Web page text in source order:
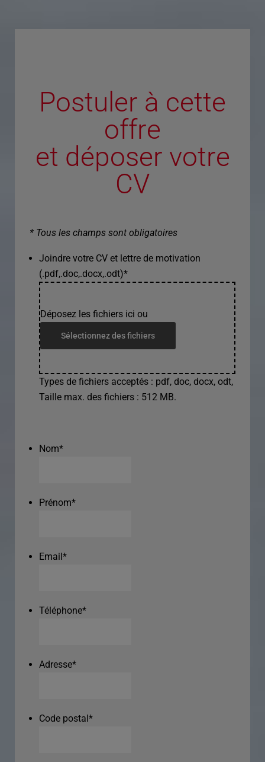
Postuler à cette
offre
et déposer votre
CV
* Tous les champs sont obligatoires
Joindre votre CV et lettre de motivation
(.pdf,.doc,.docx,.odt)*
Déposez les fichiers ici ou
Sélectionnez des fichiers
Types de fichiers acceptés : pdf, doc, docx, odt,
Taille max. des fichiers : 512 MB.
Nom*
Prénom*
Email*
Téléphone*
Adresse*
Code postal*